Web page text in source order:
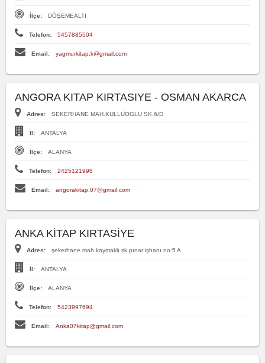
İlçe: DÖŞEMEALTI
Telefon: 5457885504
Email: yagmurkitap.k@gmail.com
ANGORA KITAP KIRTASIYE - OSMAN AKARCA
Adres: SEKERHANE MAH.KÜLLÜOGLU SK.6/D
İl: ANTALYA
İlçe: ALANYA
Telefon: 2425121998
Email: angorakitap.07@gmail.com
ANKA KİTAP KIRTASİYE
Adres: şekerhane mah kaymaklı sk pınar işhanı no:5 A
İl: ANTALYA
İlçe: ALANYA
Telefon: 5423997694
Email: Anka07kitap@gmail.com